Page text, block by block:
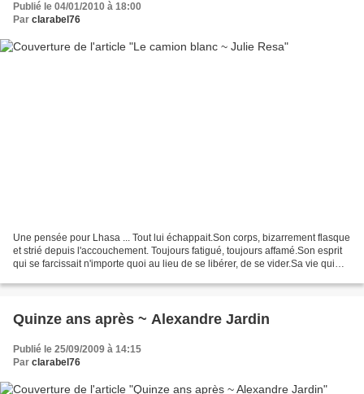
Publié le 04/01/2010 à 18:00
Par clarabel76
Une pensée pour Lhasa ... Tout lui échappait.Son corps, bizarrement flasque
et strié depuis l'accouchement. Toujours fatigué, toujours affamé.Son esprit
qui se farcissait n'importe quoi au lieu de se libérer, de se vider.Sa vie qui
Quinze ans après ~ Alexandre Jardin
Publié le 25/09/2009 à 14:15
Par clarabel76